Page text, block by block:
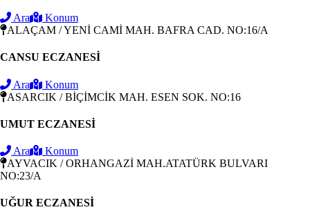
Ara
Konum
ALAÇAM / YENİ CAMİ MAH. BAFRA CAD. NO:16/A
CANSU ECZANESİ
Ara
Konum
ASARCIK / BİÇİMCİK MAH. ESEN SOK. NO:16
UMUT ECZANESİ
Ara
Konum
AYVACIK / ORHANGAZİ MAH.ATATÜRK BULVARI
NO:23/A
UĞUR ECZANESİ